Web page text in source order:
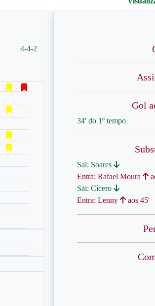
4-4-2
Gol
34' do 1º tempo
Sai: Soares
Entra: Rafael Moura
Sai: Cícero
Entra: Lenny
aos 45'